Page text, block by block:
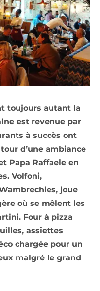
toujours autant la
est revenue par
à succès ont
d’une ambiance
Papa Raffaele en
Volfoni,
joue
où se mêlent les
Four à pizza
assiettes
chargée pour un
malgré le grand